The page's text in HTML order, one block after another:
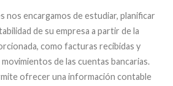
nos encargamos de estudiar, planificar
de su empresa a partir de la
como facturas recibidas y
de las cuentas bancarias.
ofrecer una información contable